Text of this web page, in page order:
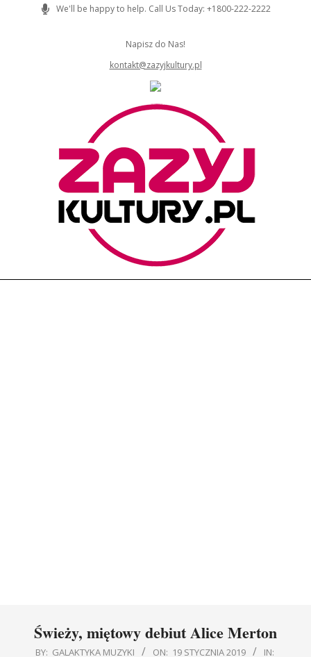
We'll be happy to help. Call Us Today: +1800-222-2222
Napisz do Nas!
kontakt@zazyjkultury.pl
ZAZYJKULTURY
Świeży, miętowy debiut Alice Merton
BY: GALAKTYKA MUZYKI ON: 19 STYCZNIA 2019
IN: